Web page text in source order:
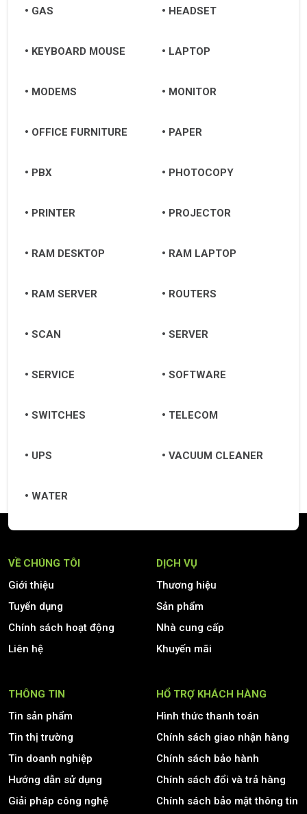
GAS HEADSET
KEYBOARD MOUSE LAPTOP
MODEMS MONITOR
OFFICE FURNITURE PAPER
PBX PHOTOCOPY
PRINTER PROJECTOR
RAM DESKTOP RAM LAPTOP
RAM SERVER ROUTERS
SCAN SERVER
SERVICE SOFTWARE
SWITCHES TELECOM
UPS VACUUM CLEANER
WATER
VỀ CHÚNG TÔI
Giới thiệu
Tuyển dụng
Chính sách hoạt động
Liên hệ
DỊCH VỤ
Thương hiệu
Sản phẩm
Nhà cung cấp
Khuyến mãi
THÔNG TIN
Tin sản phẩm
Tin thị trường
Tin doanh nghiệp
Hướng dẫn sử dụng
Giải pháp công nghệ
HỔ TRỢ KHÁCH HÀNG
Hình thức thanh toán
Chính sách giao nhận hàng
Chính sách bảo hành
Chính sách đổi và trả hàng
Chính sách bảo mật thông tin